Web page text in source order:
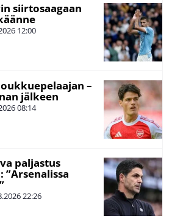
siirtosaagaan
12:00
–
jälkeen
08:14
paljastus
”Arsenalissa
22:26